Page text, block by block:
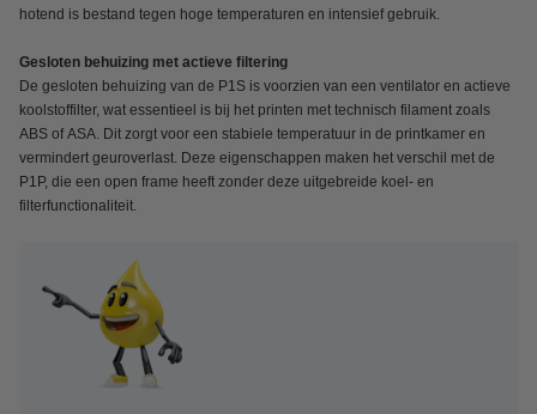
hotend is bestand tegen hoge temperaturen en intensief gebruik.
Gesloten behuizing met actieve filtering
De gesloten behuizing van de P1S is voorzien van een ventilator en actieve
koolstoffilter, wat essentieel is bij het printen met technisch filament zoals
ABS of ASA. Dit zorgt voor een stabiele temperatuur in de printkamer en
vermindert geuroverlast. Deze eigenschappen maken het verschil met de
P1P, die een open frame heeft zonder deze uitgebreide koel- en
filterfunctionaliteit.